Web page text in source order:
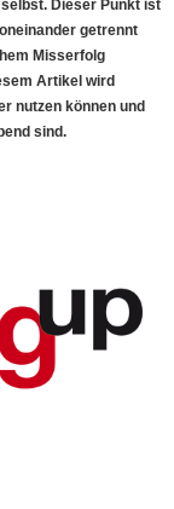
Dieser Punkt ist
getrennt
Misserfolg
Artikel wird
nutzen können und
sind.